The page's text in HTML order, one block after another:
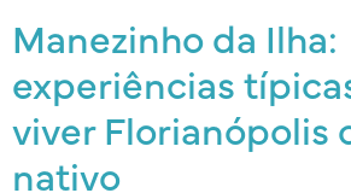
Manezinho da Ilha:
experiências
viver Florianópolis
nativo